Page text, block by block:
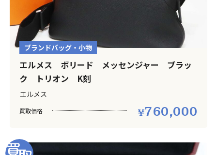
ブランドバッグ・小物
エルメス ボリード メッセンジャー ブラッ
ク トリオン K刻
エルメス
買取価格 760,000